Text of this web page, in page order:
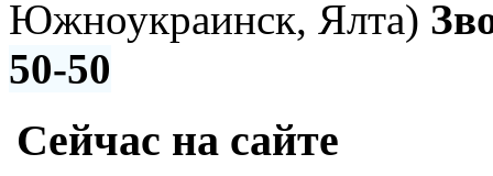
Южноукраинск, Ялта)
50-50
Сейчас на сайте